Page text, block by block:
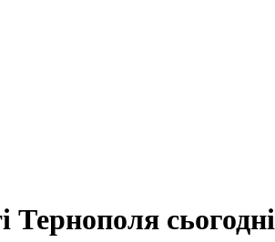
сьогодні